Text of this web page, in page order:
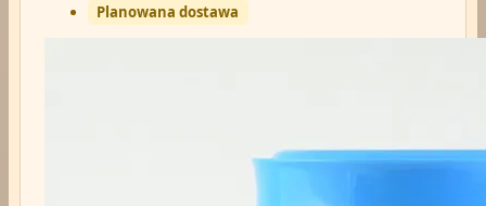
Planowana dostawa